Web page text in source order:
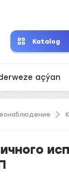
Katalog
açýan